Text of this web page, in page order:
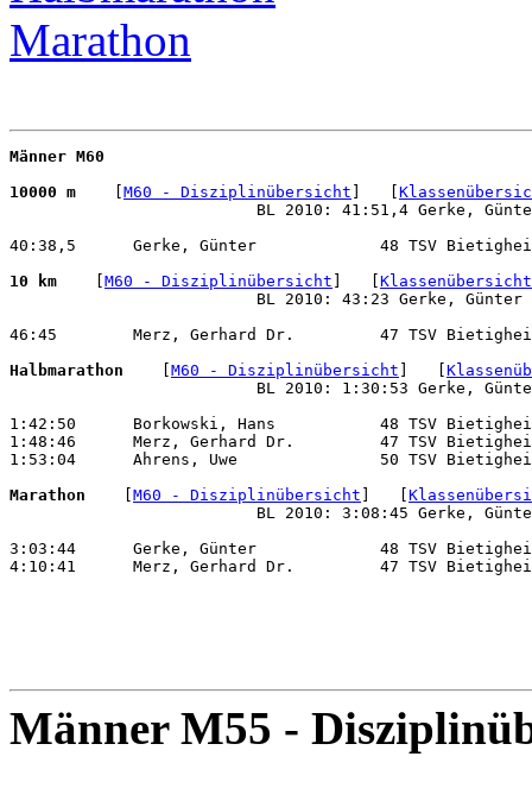
Marathon
Männer M60
10000 m
M60 - Disziplinübersicht
BL 2010: 41:51,4 Gerke,
40:38,5      Gerke, Günter             48 TSV
10 km
M60 - Disziplinübersicht
Klassenübersicht
BL 2010: 43:23 Gerke, Günter
46:45        Merz, Gerhard Dr.         47 TSV
Halbmarathon
M60 - Disziplinübersicht
BL 2010: 1:30:53 Gerke,
1:42:50      Borkowski, Hans           48 TSV
1:48:46      Merz, Gerhard Dr.         47 TSV
1:53:04      Ahrens, Uwe               50 TSV
Marathon
M60 - Disziplinübersicht
BL 2010: 3:08:45 Gerke,
3:03:44      Gerke, Günter             48 TSV
4:10:41      Merz, Gerhard Dr.         47 TSV
Männer M55 -